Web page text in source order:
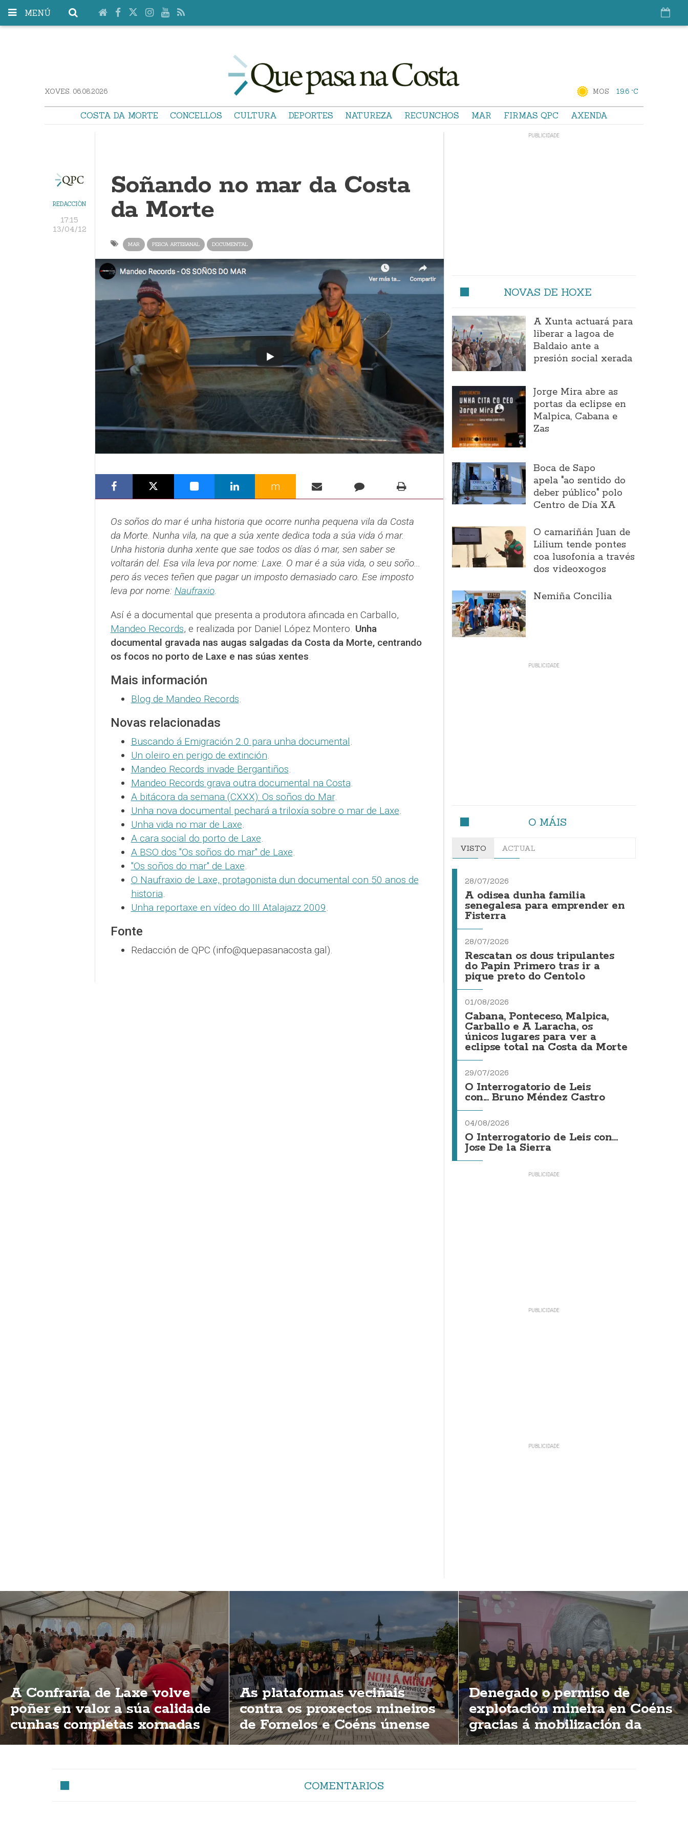
MENÚ
XOVES. 06.08.2026 MOS 19.6 °C
COSTA DA MORTE CONCELLOS CULTURA DEPORTES NATUREZA RECUNCHOS MAR FIRMAS QPC AXENDA
REDACCIÓN
17:15
13/04/12
Soñando no mar da Costa
da Morte
MAR PESCA ARTESANAL DOCUMENTAL
m
Os soños do mar é unha historia que ocorre nunha pequena vila da Costa
da Morte. Nunha vila, na que a súa xente dedica toda a súa vida ó mar.
Unha historia dunha xente que sae todos os días ó mar, sen saber se
voltarán del. Esa vila leva por nome: Laxe. O mar é a súa vida, o seu soño...
pero ás veces teñen que pagar un imposto demasiado caro. Ese imposto
leva por nome: Naufraxio.
Así é a documental que presenta a produtora afincada en Carballo,
Mandeo Records, e realizada por Daniel López Montero. Unha
documental gravada nas augas salgadas da Costa da Morte, centrando
os focos no porto de Laxe e nas súas xentes.
Mais información
Blog de Mandeo Records.
Novas relacionadas
Buscando á Emigración 2.0 para unha documental.
Un oleiro en perigo de extinción.
Mandeo Records invade Bergantiños.
Mandeo Records grava outra documental na Costa.
A bitácora da semana (CXXX): Os soños do Mar.
Unha nova documental pechará a triloxía sobre o mar de Laxe.
Unha vida no mar de Laxe.
A cara social do porto de Laxe.
A BSO dos "Os soños do mar" de Laxe.
"Os soños do mar" de Laxe.
O Naufraxio de Laxe, protagonista dun documental con 50 anos de
historia.
Unha reportaxe en vídeo do III Atalajazz 2009.
Fonte
Redacción de QPC (info@quepasanacosta.gal).
NOVAS DE HOXE
A Xunta actuará para
liberar a lagoa de
Baldaio ante a
presión social xerada
Jorge Mira abre as
portas da eclipse en
Malpica, Cabana e
Zas
Boca de Sapo
apela "ao sentido do
deber público" polo
Centro de Día XA
O camariñán Juan de
Lilium tende pontes
coa lusofonía a través
dos videoxogos
Nemiña Concilia
O MÁIS
VISTO ACTUAL
28/07/2026
A odisea dunha familia
senegalesa para emprender en
Fisterra
28/07/2026
Rescatan os dous tripulantes
do Papin Primero tras ir a
pique preto do Centolo
01/08/2026
Cabana, Ponteceso, Malpica,
Carballo e A Laracha, os
únicos lugares para ver a
eclipse total na Costa da Morte
29/07/2026
O Interrogatorio de Leis
con... Bruno Méndez Castro
04/08/2026
O Interrogatorio de Leis con...
Jose De la Sierra
A Confraría de Laxe volve
poñer en valor a súa calidade
cunhas completas xornadas
de degustación
As plataformas veciñais
contra os proxectos mineiros
de Fornelos e Coéns únense
en Laxe
Denegado o permiso de
explotación mineira en Coéns
gracias á mobilización da
veciñanza
COMENTARIOS